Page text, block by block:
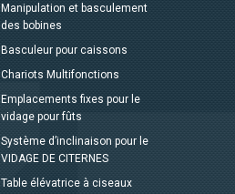
Manipulation et basculement
des bobines
Basculeur pour caissons
Chariots Multifonctions
Emplacements fixes pour le
vidage pour fûts
Système d’inclinaison pour le
VIDAGE DE CITERNES
Table élévatrice à ciseaux